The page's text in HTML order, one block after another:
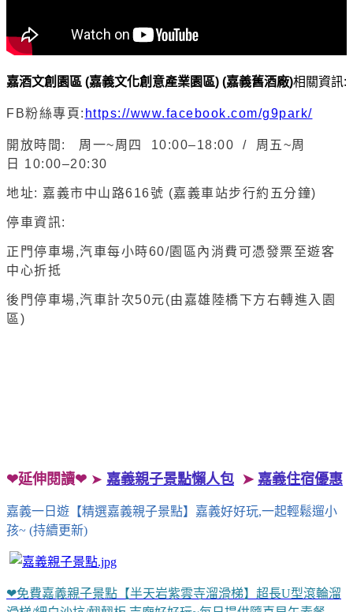
嘉酒文創園區 (嘉義文化創意產業園區) (嘉義舊酒廠)相關資訊:
FB粉絲專頁: https://www.facebook.com/g9park/
開放時間: 周一~周四 10:00–18:00 / 周五~周
日 10:00–20:30
地址: 嘉義市中山路616號 (嘉義車站步行約五分鐘)
停車資訊:
正門停車場,汽車每小時60/園區內消費可憑發票至遊客
中心折抵
後門停車場,汽車計次50元(由嘉雄陸橋下方右轉進入園
區)
❤延伸閱讀❤ ➤ 嘉義親子景點懶人包 ➤ 嘉義住宿優惠
嘉義一日遊【精選嘉義親子景點】嘉義好好玩,一起輕鬆遛小
孩~ (持續更新)
❤免費嘉義親子景點【半天岩紫雲寺溜滑梯】超長U型滾輪溜